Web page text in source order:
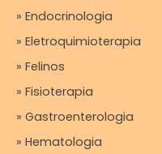
» Endocrinologia
» Eletroquimioterapia
» Felinos
» Fisioterapia
» Gastroenterologia
» Hematologia